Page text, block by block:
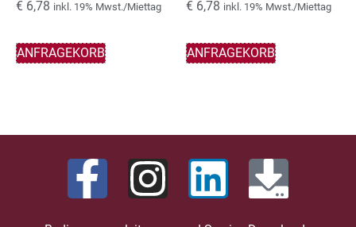
€ 6,78 inkl. 19% Mwst./Miettag
ANFRAGEKORB
€ 6,78 inkl. 19% Mwst./Miettag
ANFRAGEKORB